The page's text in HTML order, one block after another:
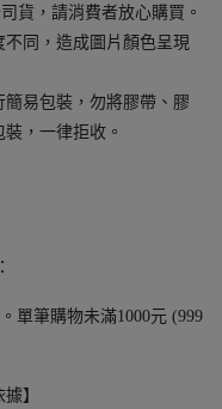
貨，請消費者放心購買。
同，造成圖片顏色呈現
易包裝，勿將膠帶、膠
，一律拒收。
單筆購物未滿1000元 (999
】